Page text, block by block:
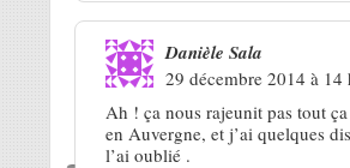
Danièle Sala
29 décembre 2014 à 14
Ah ! ça nous rajeunit pas tout
en Auvergne, et j’ai quelques
l’ai oublié .